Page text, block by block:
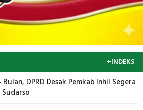
+INDEKS
DPRD Desak Pemkab Inhil Segera
Sudarso